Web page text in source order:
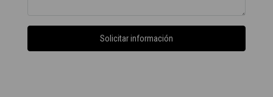
Solicitar información